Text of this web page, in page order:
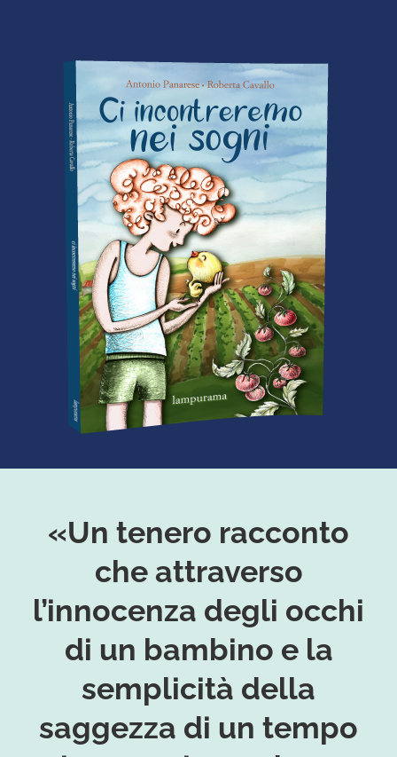
«Un tenero racconto
che attraverso
l’innocenza degli occhi
di un bambino e la
semplicità della
saggezza di un tempo